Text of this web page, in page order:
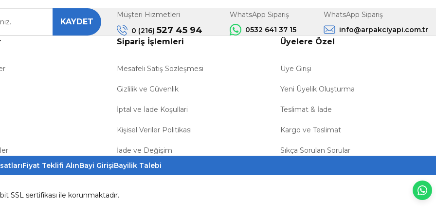
KAYDET
Müşteri Hizmetleri
0 (216) 527 45 94
WhatsApp Sipariş
0532 641 37 15
WhatsApp Sipariş
info@arpakciyapi.com.tr
Sipariş İşlemleri
Mesafeli Satış Sözleşmesi
Gizlilik ve Güvenlik
İptal ve İade Koşullari
Kişisel Veriler Politikası
İade ve Değişim
Üyelere Özel
Üye Girişi
Yeni Üyelik Oluşturma
Teslimat & İade
Kargo ve Teslimat
Sıkça Sorulan Sorular
Fiyat Teklifi AlınBayi GirişiBayilik Talebi
SSL sertifikası ile korunmaktadır.